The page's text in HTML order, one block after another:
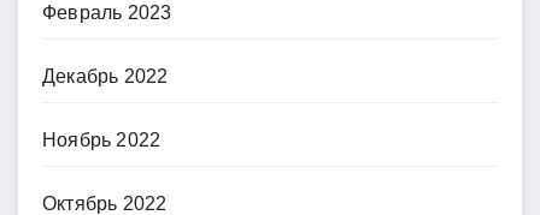
Февраль 2023
Декабрь 2022
Ноябрь 2022
Октябрь 2022